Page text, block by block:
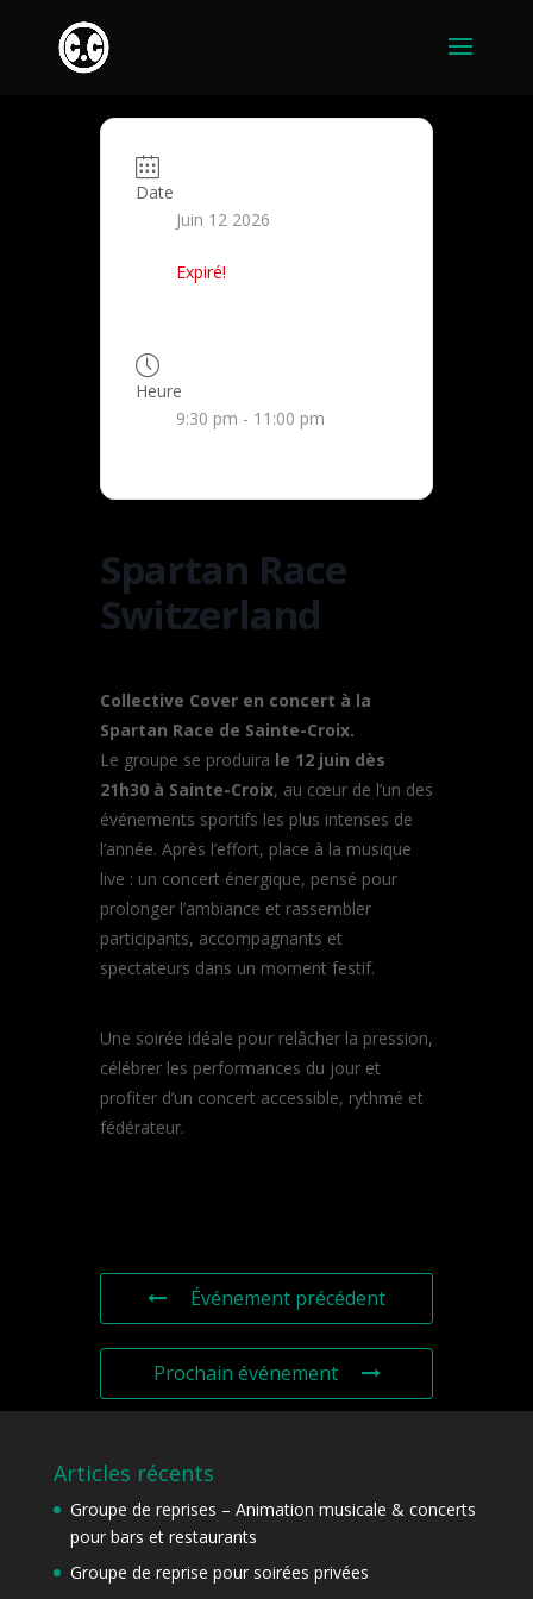
Date
Juin 12 2026
Expiré!
Heure
9:30 pm - 11:00 pm
Spartan Race
Switzerland
Collective Cover en concert à la
Spartan Race de Sainte-Croix.
Le groupe se produira le 12 juin dès
21h30 à Sainte-Croix, au cœur de l’un des
événements sportifs les plus intenses de
l’année. Après l’effort, place à la musique
live : un concert énergique, pensé pour
prolonger l’ambiance et rassembler
participants, accompagnants et
spectateurs dans un moment festif.
Une soirée idéale pour relâcher la pression,
célébrer les performances du jour et
profiter d’un concert accessible, rythmé et
fédérateur.
Événement précédent
Prochain événement
Articles récents
Groupe de reprises – Animation musicale & concerts
pour bars et restaurants
Groupe de reprise pour soirées privées